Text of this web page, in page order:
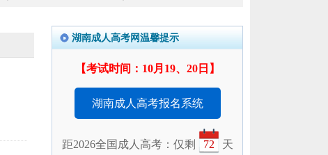
湖南成人高考网温馨提示
【考试时间：10月19、20日】
湖南成人高考报名系统
距2026全国成人高考：仅剩 72 天